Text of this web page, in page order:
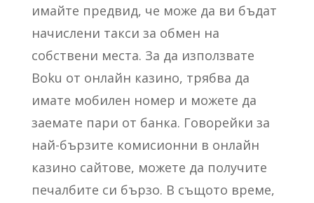
имайте предвид, че може да ви бъдат
начислени такси за обмен на
собствени места. За да използвате
Boku от онлайн казино, трябва да
имате мобилен номер и можете да
заемате пари от банка. Говорейки за
най-бързите комисионни в онлайн
казино сайтове, можете да получите
печалбите си бързо. В същото време,